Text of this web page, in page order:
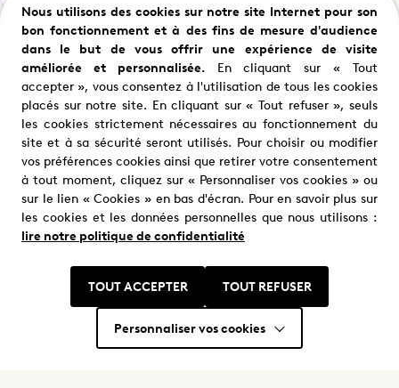
Partager ce programme
Nous trouver
Où nous trouver ?
Nous utilisons des cookies sur notre site Internet pour son
bon fonctionnement et à des fins de mesure d'audience
dans le but de vous offrir une expérience de visite
améliorée et personnalisée.En cliquant sur « Tout
accepter », vous consentez à l'utilisation de tous les cookies
placés sur notre site. En cliquant sur « Tout refuser », seuls
les cookies strictement nécessaires au fonctionnement du
site et à sa sécurité seront utilisés. Pour choisir ou modifier
vos préférences cookies ainsi que retirer votre consentement
à tout moment, cliquez sur « Personnaliser vos cookies » ou
sur le lien « Cookies » en bas d'écran. Pour en savoir plus sur
les cookies et les données personnelles que nous utilisons :
lire notre politique de confidentialité
TOUT ACCEPTER TOUT REFUSER
Personnaliser vos cookies